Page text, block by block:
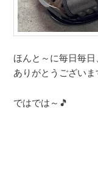
ほんと～に毎日毎
ありがとうござい
ではでは～🎵